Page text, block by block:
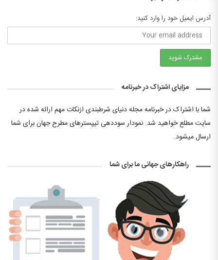
آدرس ایمیل خود را وارد کنید:
مزایای اشتراک در خبرنامه
شما با اشتراک در خبرنامه مجله دنیای شرطبندی ازنکات مهم ارائه شده در
سایت مطلع خواهید شد. نمودار سوددهی تیپسترهای مطرح جهان برای شما
ارسال میشود.
راهکارهای جهانی ما برای شما